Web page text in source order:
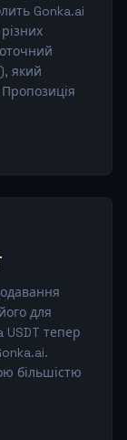
Gonka.ai
який
для
USDT тепер
більшістю